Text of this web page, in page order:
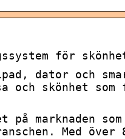
för
dator och
och skönhet
på marknaden
Med över